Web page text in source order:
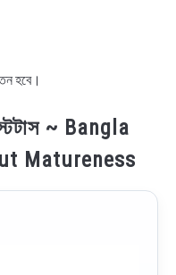
হবে।
~ Bangla
Matureness